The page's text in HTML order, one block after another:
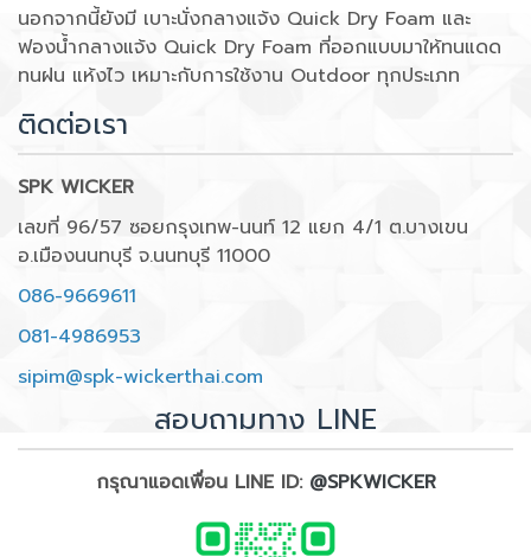
นอกจากนี้ยังมี เบาะนั่งกลางแจ้ง Quick Dry Foam และ
ฟองน้ำกลางแจ้ง Quick Dry Foam ที่ออกแบบมาให้ทนแดด
ทนฝน แห้งไว เหมาะกับการใช้งาน Outdoor ทุกประเภท
ติดต่อเรา
SPK WICKER
เลขที่ 96/57 ซอยกรุงเทพ-นนท์ 12 แยก 4/1 ต.บางเขน
อ.เมืองนนทบุรี จ.นนทบุรี 11000
086-9669611
081-4986953
sipim@spk-wickerthai.com
สอบถามทาง LINE
กรุณาแอดเพื่อน LINE ID: @SPKWICKER